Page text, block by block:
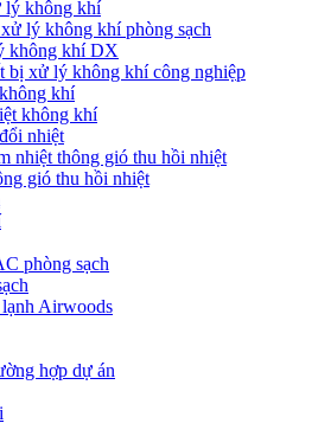
lý không khí
lý không khí phòng sạch
không khí DX
bị xử lý không khí công nghiệp
khí
không khí
nhiệt
nhiệt thông gió thu hồi nhiệt
gió thu hồi nhiệt
phòng sạch
Airwoods
hợp dự án